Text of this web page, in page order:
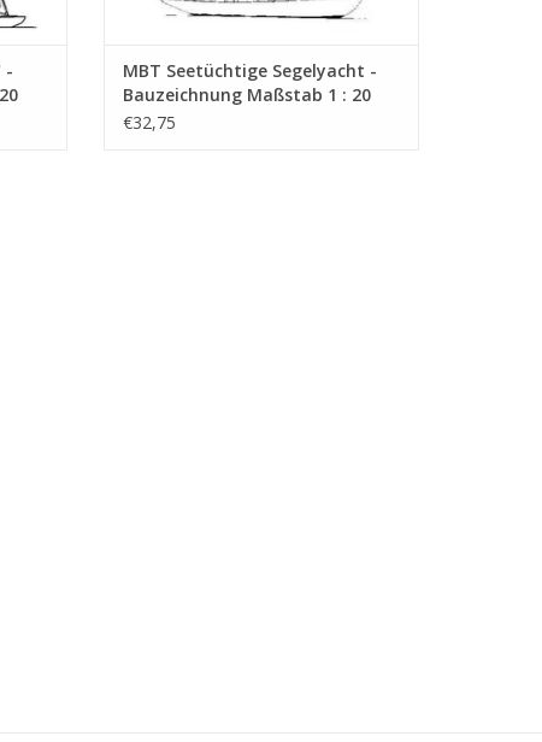
-
MBT Seetüchtige Segelyacht -
Bauzeichnung Maßstab 1 : 20
(10.08.009)
€32,75